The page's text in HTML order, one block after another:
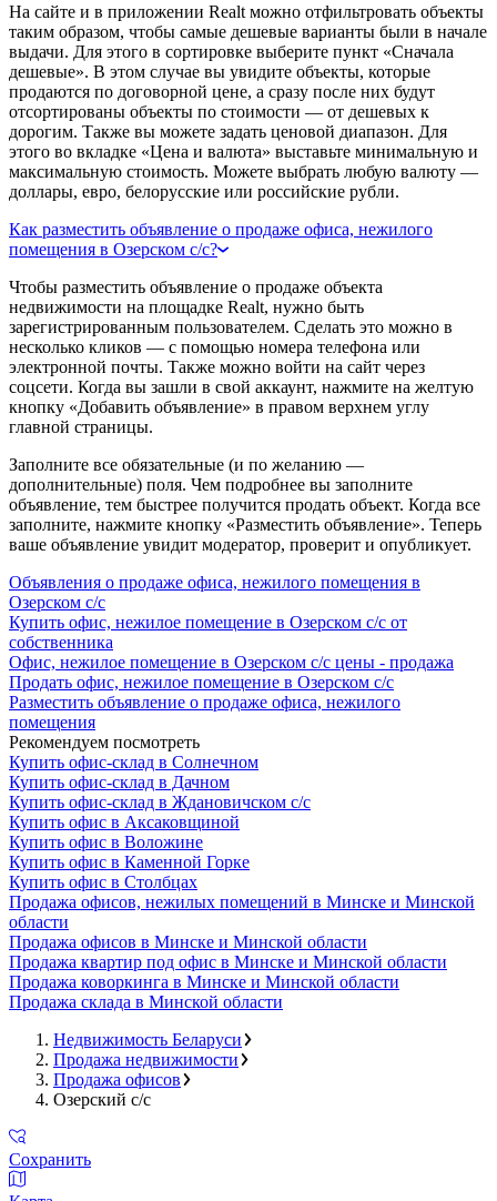
На сайте и в приложении Realt можно отфильтровать объекты
таким образом, чтобы самые дешевые варианты были в начале
выдачи. Для этого в сортировке выберите пункт «Сначала
дешевые». В этом случае вы увидите объекты, которые
продаются по договорной цене, а сразу после них будут
отсортированы объекты по стоимости — от дешевых к
дорогим. Также вы можете задать ценовой диапазон. Для
этого во вкладке «Цена и валюта» выставьте минимальную и
максимальную стоимость. Можете выбрать любую валюту —
доллары, евро, белорусские или российские рубли.
Как разместить объявление о продаже офиса, нежилого
помещения в Озерском с/с?
Чтобы разместить объявление о продаже объекта
недвижимости на площадке Realt, нужно быть
зарегистрированным пользователем. Сделать это можно в
несколько кликов — с помощью номера телефона или
электронной почты. Также можно войти на сайт через
соцсети. Когда вы зашли в свой аккаунт, нажмите на желтую
кнопку «Добавить объявление» в правом верхнем углу
главной страницы.
Заполните все обязательные (и по желанию —
дополнительные) поля. Чем подробнее вы заполните
объявление, тем быстрее получится продать объект. Когда все
заполните, нажмите кнопку «Разместить объявление». Теперь
ваше объявление увидит модератор, проверит и опубликует.
Объявления о продаже офиса, нежилого помещения в
Озерском с/с
Купить офис, нежилое помещение в Озерском с/с от
собственника
Офис, нежилое помещение в Озерском с/с цены - продажа
Продать офис, нежилое помещение в Озерском с/с
Разместить объявление о продаже офиса, нежилого
помещения
Рекомендуем посмотреть
Купить офис-склад в Солнечном
Купить офис-склад в Дачном
Купить офис-склад в Ждановичском с/с
Купить офис в Аксаковщиной
Купить офис в Воложине
Купить офис в Каменной Горке
Купить офис в Столбцах
Продажа офисов, нежилых помещений в Минске и Минской
области
Продажа офисов в Минске и Минской области
Продажа квартир под офис в Минске и Минской области
Продажа коворкинга в Минске и Минской области
Продажа склада в Минской области
Недвижимость Беларуси
Продажа недвижимости
Продажа офисов
Озерский с/с
Сохранить